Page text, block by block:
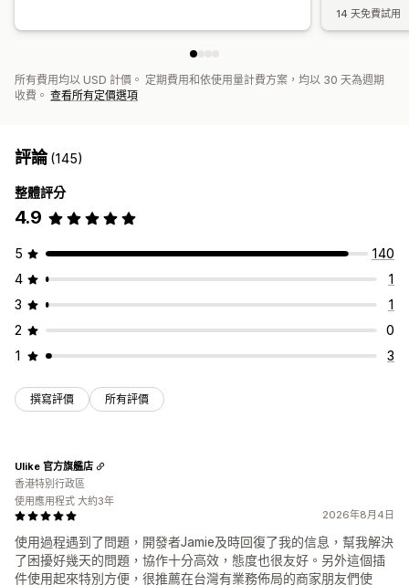
14 天免費試用
所有費用均以 USD 計價。 定期費用和依使用量計費方案，均以 30 天為週期
收費。 查看所有定價選項
評論(145)
整體評分
4.9
5
140
4
1
3
1
2
0
1
3
撰寫評價 所有評價
2026年8月4日
使用過程遇到了問題，開發者Jamie及時回復了我的信息，幫我解決
了困擾好幾天的問題，協作十分高效，態度也很友好。另外這個插
件使用起來特別方便，很推薦在台灣有業務佈局的商家朋友們使
Ulike 官方旗艦店
香港特別行政區
使用應用程式 大約3年